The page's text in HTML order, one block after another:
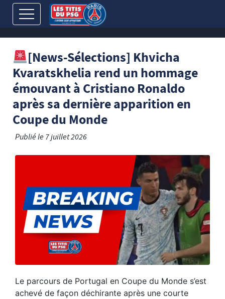
[News-Sélections] Khvicha
Kvaratskhelia rend un hommage
émouvant à Cristiano Ronaldo
après sa dernière apparition en
Coupe du Monde
Publié le7 juillet 2026
Le parcours de Portugal en Coupe du Monde s’est
achevé de façon déchirante après une courte